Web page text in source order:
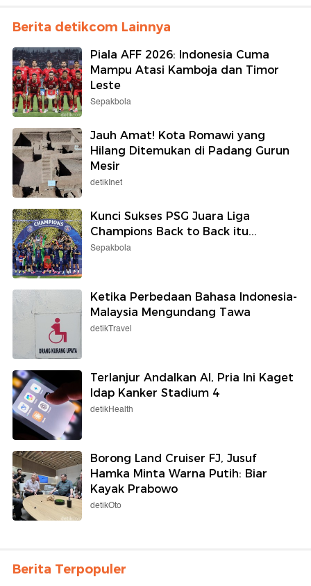
Berita detikcom Lainnya
Piala AFF 2026: Indonesia Cuma
Mampu Atasi Kamboja dan Timor
Leste
Sepakbola
Jauh Amat! Kota Romawi yang
Hilang Ditemukan di Padang Gurun
Mesir
detikInet
Kunci Sukses PSG Juara Liga
Champions Back to Back itu...
Sepakbola
Ketika Perbedaan Bahasa Indonesia-
Malaysia Mengundang Tawa
detikTravel
Terlanjur Andalkan AI, Pria Ini Kaget
Idap Kanker Stadium 4
detikHealth
Borong Land Cruiser FJ, Jusuf
Hamka Minta Warna Putih: Biar
Kayak Prabowo
detikOto
Berita Terpopuler